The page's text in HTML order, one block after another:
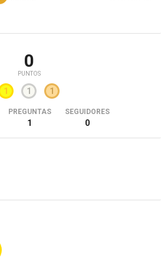
0
PUNTOS
1 1 1
PREGUNTAS
1
SEGUIDORES
0